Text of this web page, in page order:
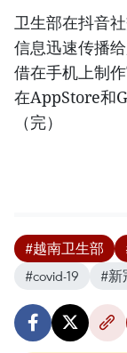
卫生部在抖音
信息迅速传播
借在手机上制
在AppStore和
（完）
#越南卫生部
#covid-19
#新